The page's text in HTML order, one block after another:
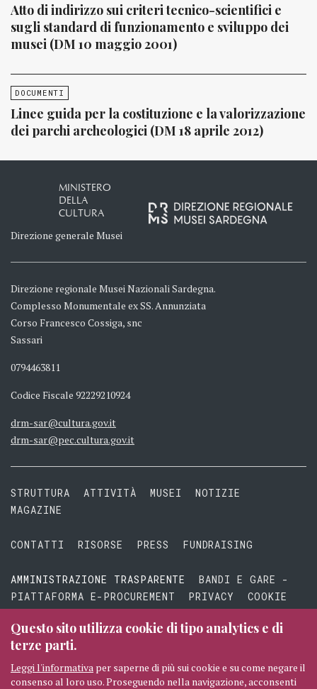
Atto di indirizzo sui criteri tecnico-scientifici e
sugli standard di funzionamento e sviluppo dei
musei (DM 10 maggio 2001)
DOCUMENTI
Linee guida per la costituzione e la valorizzazione
dei parchi archeologici (DM 18 aprile 2012)
MINISTERO
DELLA
CULTURA
Direzione generale Musei
Direzione regionale Musei Nazionali Sardegna.
Complesso Monumentale ex SS. Annunziata
Corso Francesco Cossiga, snc
Sassari
0794463811
Codice Fiscale 92229210924
drm-sar@cultura.gov.it
drm-sar@pec.cultura.gov.it
STRUTTURA ATTIVITÀ MUSEI
NOTIZIE
MAGAZINE
CONTATTI RISORSE PRESS FUNDRAISING
AMMINISTRAZIONE TRASPARENTE
BANDI E GARE -
PIATTAFORMA E-PROCUREMENT
PRIVACY
COOKIE
TERMINI E CONDIZIONI
Questo sito utilizza cookie di tipo analytics e di
terze parti.
Leggi l'informativa per saperne di più sui cookie e su come negare il
consenso al loro uso. Proseguendo nella navigazione, acconsenti